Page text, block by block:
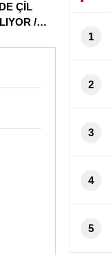
ÇİL
/
1
2
3
4
5